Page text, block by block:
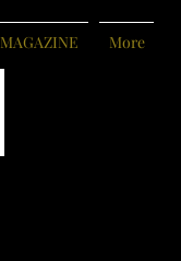
MAGAZINE More